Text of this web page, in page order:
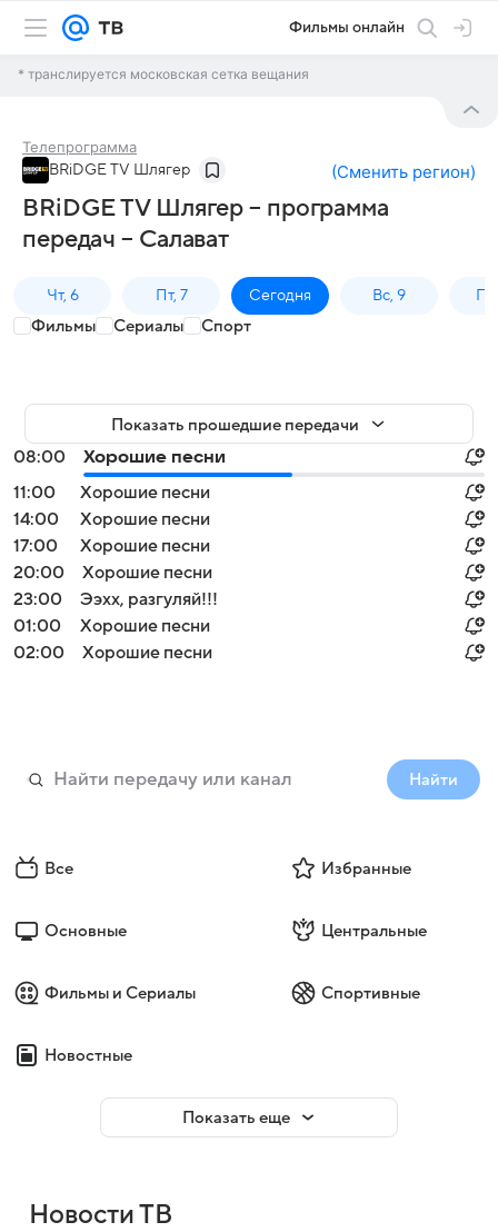
Фильмы онлайн
* транслируется московская сетка вещания
Телепрограмма
BRiDGE TV Шлягер (Сменить регион)
BRiDGE TV Шлягер – программа
передач – Салават
Чт, 6 Пт, 7 Сегодня Вс, 9
Фильмы Сериалы Спорт
Показать прошедшие передачи
08:00
Хорошие песни
11:00
Хорошие песни
14:00
Хорошие песни
17:00
Хорошие песни
20:00
Хорошие песни
23:00
Ээхх, разгуляй!!!
01:00
Хорошие песни
02:00
Хорошие песни
Найти
Все Избранные
Основные Центральные
Фильмы и Сериалы Спортивные
Новостные
Показать еще
Новости ТВ